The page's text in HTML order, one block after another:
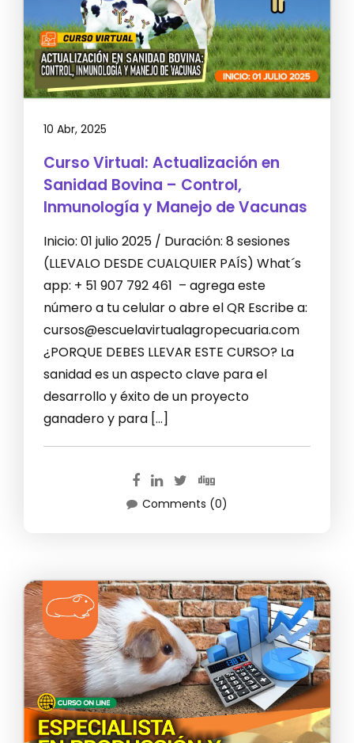
10 Abr, 2025
Curso Virtual: Actualización en
Sanidad Bovina – Control,
Inmunología y Manejo de Vacunas
Inicio: 01 julio 2025 / Duración: 8 sesiones
(LLEVALO DESDE CUALQUIER PAÍS) What´s
app: + 51 907 792 461 – agrega este
número a tu celular o abre el QR Escribe a:
cursos@escuelavirtualagropecuaria.com
¿PORQUE DEBES LLEVAR ESTE CURSO? La
sanidad es un aspecto clave para el
desarrollo y éxito de un proyecto
ganadero y para […]
Comments (0)